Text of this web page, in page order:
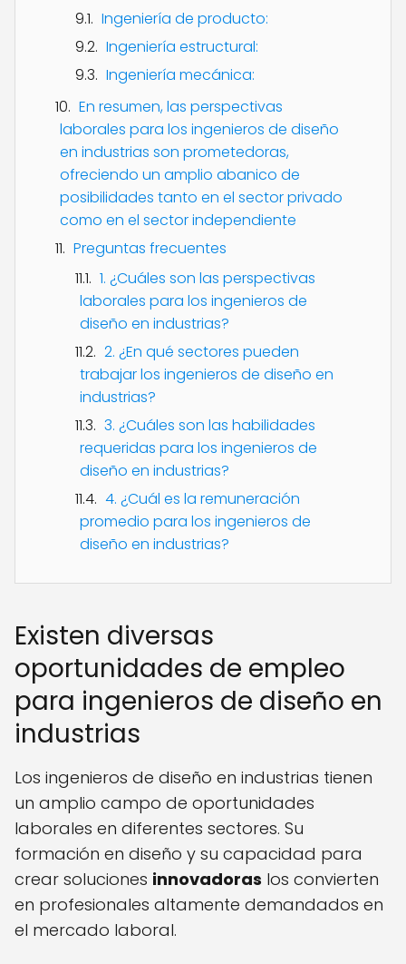
Ingeniería de producto:
Ingeniería estructural:
Ingeniería mecánica:
En resumen, las perspectivas
laborales para los ingenieros de diseño
en industrias son prometedoras,
ofreciendo un amplio abanico de
posibilidades tanto en el sector privado
como en el sector independiente
Preguntas frecuentes
1. ¿Cuáles son las perspectivas
laborales para los ingenieros de
diseño en industrias?
2. ¿En qué sectores pueden
trabajar los ingenieros de diseño en
industrias?
3. ¿Cuáles son las habilidades
requeridas para los ingenieros de
diseño en industrias?
4. ¿Cuál es la remuneración
promedio para los ingenieros de
diseño en industrias?
Existen diversas
oportunidades de empleo
para ingenieros de diseño en
industrias
Los ingenieros de diseño en industrias tienen
un amplio campo de oportunidades
laborales en diferentes sectores. Su
formación en diseño y su capacidad para
crear soluciones innovadoras los convierten
en profesionales altamente demandados en
el mercado laboral.